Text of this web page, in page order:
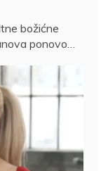
božićne
ponovo…